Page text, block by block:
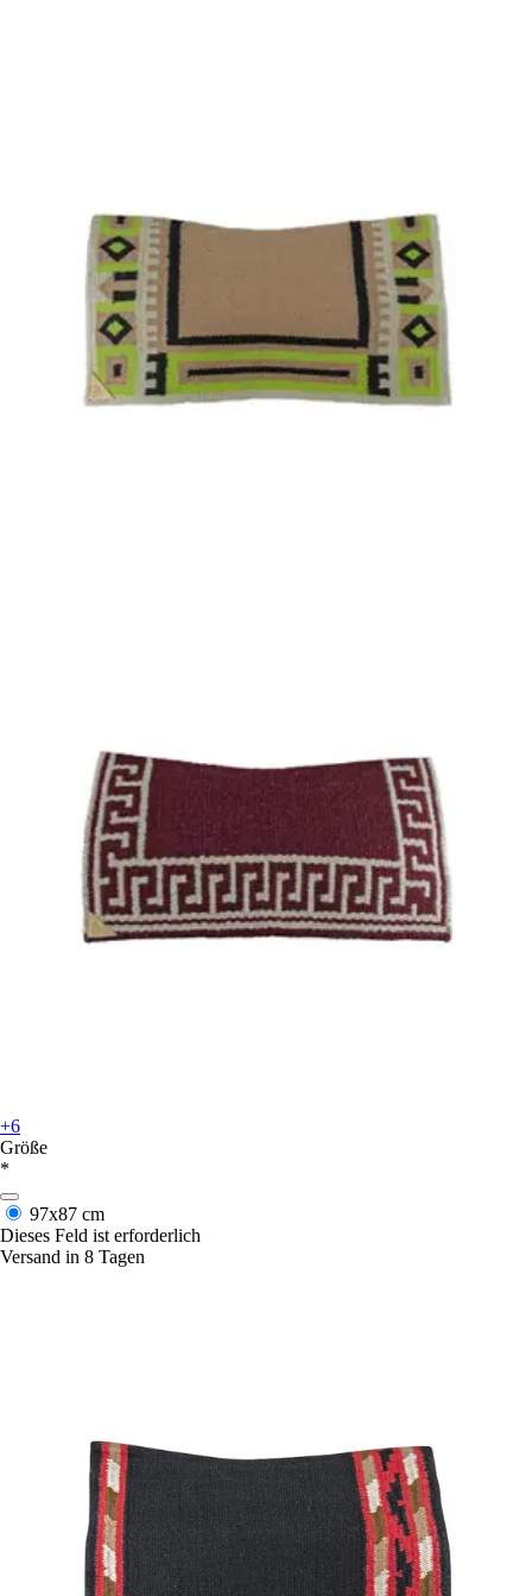
+6
Größe
*
97x87 cm
Dieses Feld ist erforderlich
Versand in 8 Tagen